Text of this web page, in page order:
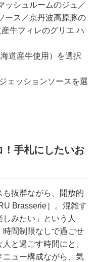
シュルームのジュ／
ース／京丹波高原豚の
牛フィレのグリエ ハ
道産牛使用）を選択
ェッションソースを選
手札にしたいお
抜群ながら、開放的
Brasserie］。混雑す
みたい」という人
間制限なしで過ごせ
と過ごす時間にと、
ュー構成ながら、気